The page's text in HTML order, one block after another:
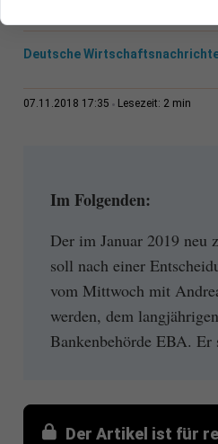
Deutsche
07.11.2018 17:35 Lesezeit: 2 min
Im Folgenden:
Der im Januar 2019 neu
soll nach einer
vom Mittwoch mit
werden, dem
Bankenbehörde EBA. Er
Der Artikel ist für